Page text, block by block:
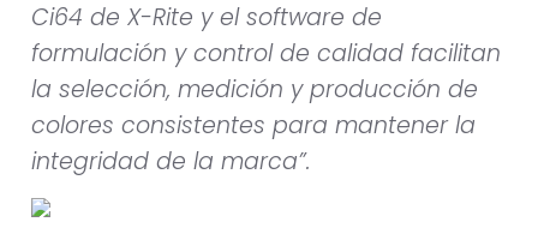
Ci64 de X-Rite y el software de
formulación y control de calidad facilitan
la selección, medición y producción de
colores consistentes para mantener la
integridad de la marca”.